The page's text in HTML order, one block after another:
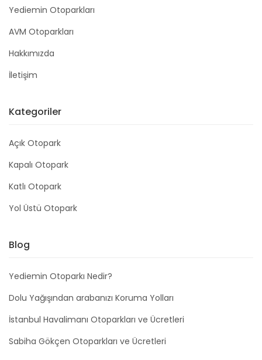
Yediemin Otoparkları
AVM Otoparkları
Hakkımızda
İletişim
Kategoriler
Açık Otopark
Kapalı Otopark
Katlı Otopark
Yol Üstü Otopark
Blog
Yediemin Otoparkı Nedir?
Dolu Yağışından arabanızı Koruma Yolları
İstanbul Havalimanı Otoparkları ve Ücretleri
Sabiha Gökçen Otoparkları ve Ücretleri